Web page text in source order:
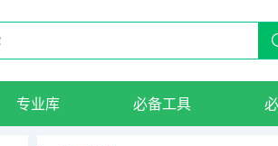
专业库 必备工具